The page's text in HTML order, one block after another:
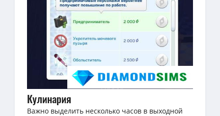
Кулинария
Важно выделить несколько часов в выходной